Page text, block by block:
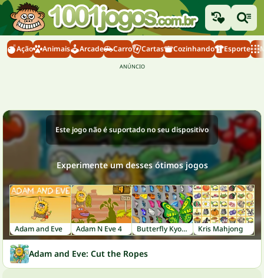
Ação Animais Arcade Carro Cartas Cozinhando Esporte
Este jogo não é suportado no seu dispositivo
Experimente um desses ótimos jogos
Adam and Eve Adam N Eve 4 Butterfly Kyodai Kris Mahjong
Adam and Eve: Cut the Ropes